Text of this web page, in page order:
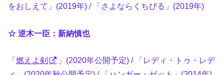
をおしえて」(2019年) / 「さよならくちびる」(2019年)
☆ 逆木一臣：新納慎也
「燃えよ剣
」(2020年公開予定) / 「レディ・トゥ・レデ